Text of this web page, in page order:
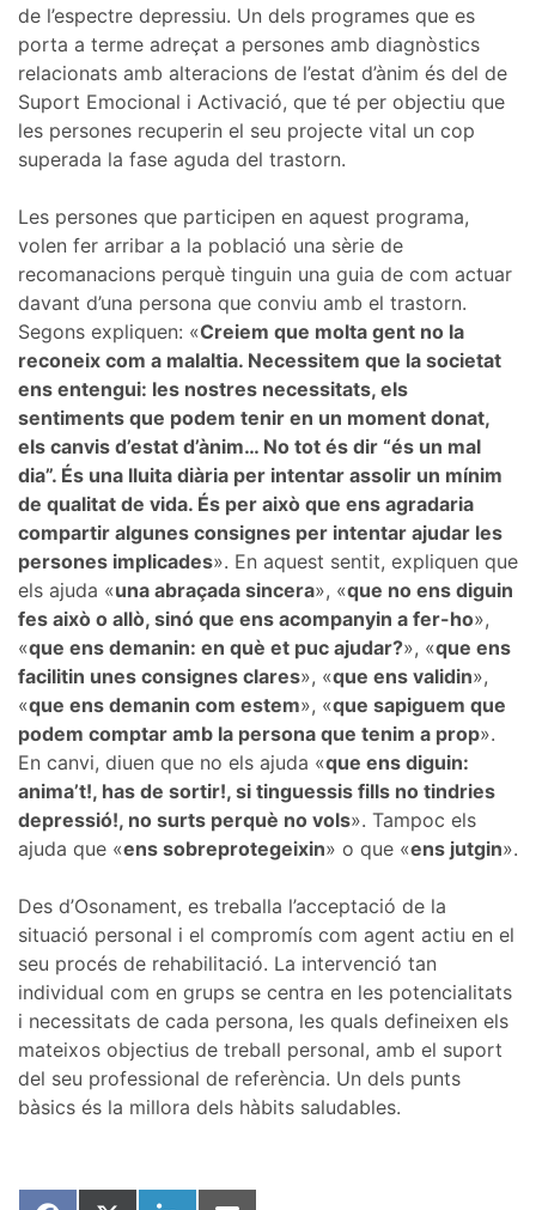
de l’espectre depressiu. Un dels programes que es
porta a terme adreçat a persones amb diagnòstics
relacionats amb alteracions de l’estat d’ànim és del de
Suport Emocional i Activació, que té per objectiu que
les persones recuperin el seu projecte vital un cop
superada la fase aguda del trastorn.
Les persones que participen en aquest programa,
volen fer arribar a la població una sèrie de
recomanacions perquè tinguin una guia de com actuar
davant d’una persona que conviu amb el trastorn.
Segons expliquen: «Creiem que molta gent no la
reconeix com a malaltia. Necessitem que la societat
ens entengui: les nostres necessitats, els
sentiments que podem tenir en un moment donat,
els canvis d’estat d’ànim… No tot és dir “és un mal
dia”. És una lluita diària per intentar assolir un mínim
de qualitat de vida. És per això que ens agradaria
compartir algunes consignes per intentar ajudar les
persones implicades». En aquest sentit, expliquen que
els ajuda «una abraçada sincera», «que no ens diguin
fes això o allò, sinó que ens acompanyin a fer-ho»,
«que ens demanin: en què et puc ajudar?», «que ens
facilitin unes consignes clares», «que ens validin»,
«que ens demanin com estem», «que sapiguem que
podem comptar amb la persona que tenim a prop».
En canvi, diuen que no els ajuda «que ens diguin:
anima’t!, has de sortir!, si tinguessis fills no tindries
depressió!, no surts perquè no vols». Tampoc els
ajuda que «ens sobreprotegeixin» o que «ens jutgin».
Des d’Osonament, es treballa l’acceptació de la
situació personal i el compromís com agent actiu en el
seu procés de rehabilitació. La intervenció tan
individual com en grups se centra en les potencialitats
i necessitats de cada persona, les quals defineixen els
mateixos objectius de treball personal, amb el suport
del seu professional de referència. Un dels punts
bàsics és la millora dels hàbits saludables.